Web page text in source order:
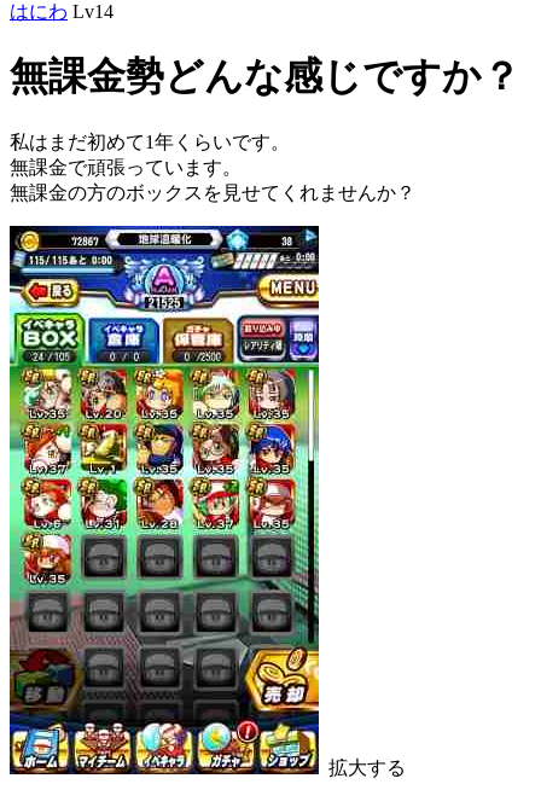
はにわ Lv14
無課金勢どんな感じですか？
私はまだ初めて1年くらいです。
無課金で頑張っています。
無課金の方のボックスを見せてくれませんか？
拡大する